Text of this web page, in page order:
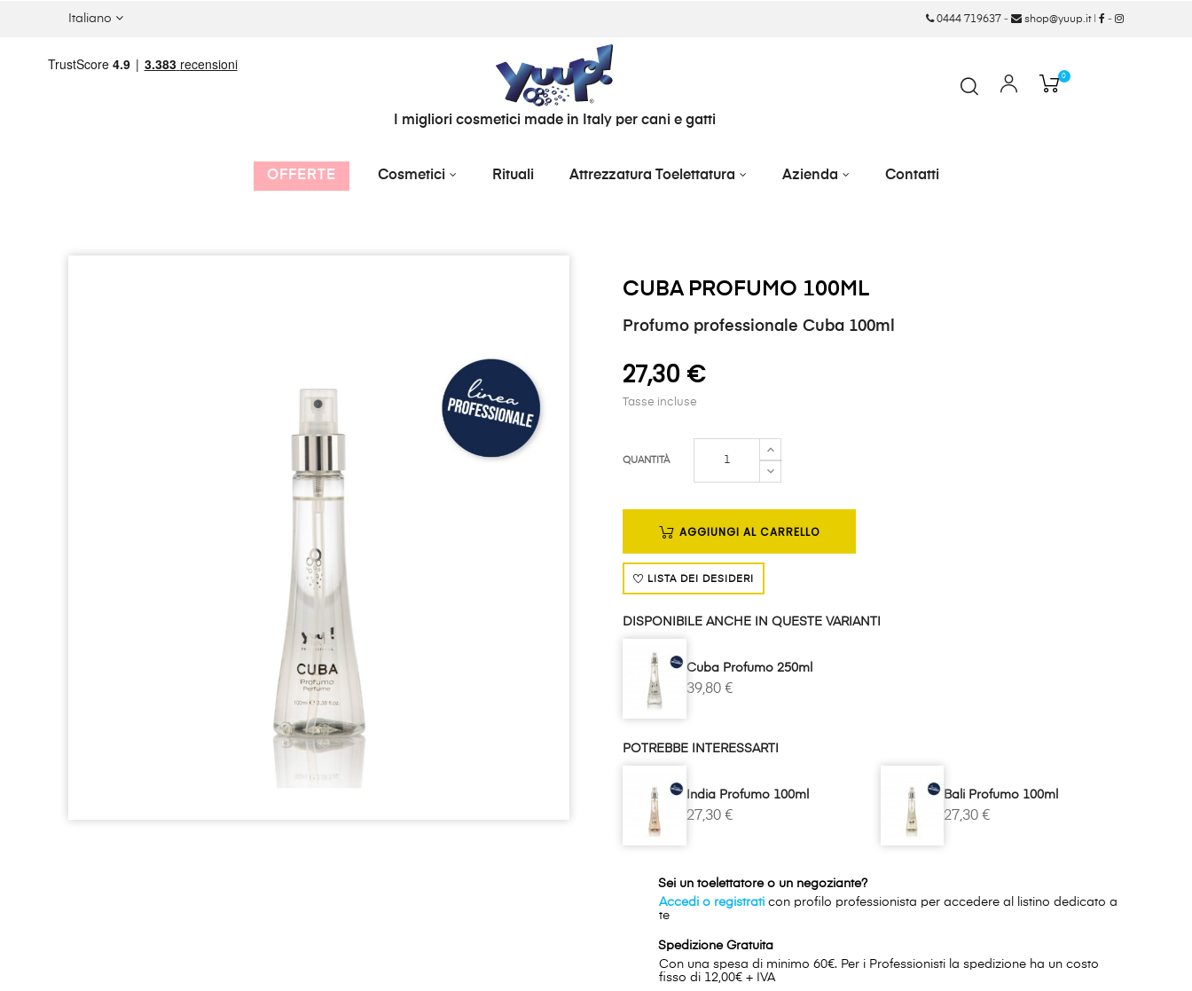
Italiano 0444 719637- shop@yuup.it| -
I migliori cosmetici made in Italy per cani e gatti
0
OFFERTE Cosmetici Rituali Attrezzatura Toelettatura Azienda Contatti
CUBA PROFUMO 100ML
Profumo professionale Cuba 100ml
27,30 €
Tasse incluse
QUANTITÀ
AGGIUNGI AL CARRELLO
LISTA DEI DESIDERI
DISPONIBILE ANCHE IN QUESTE VARIANTI
Cuba Profumo 250ml
39,80 €
POTREBBE INTERESSARTI
India Profumo 100ml
27,30 €
Bali Profumo 100ml
27,30 €
Sei un toelettatore o un negoziante?
Accedi o registrati con profilo professionista per accedere al listino dedicato a
te
Spedizione Gratuita
Con una spesa di minimo 60€. Per i Professionisti la spedizione ha un costo
fisso di 12,00€ + IVA